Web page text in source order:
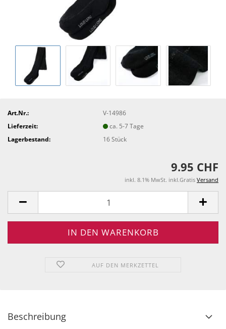
Art.Nr.:
V-14986
Lieferzeit:
ca. 5-7 Tage
Lagerbestand:
16Stück
9.95 CHF
inkl. 8.1% MwSt. inkl.Gratis Versand
AUF DEN MERKZETTEL
Beschreibung